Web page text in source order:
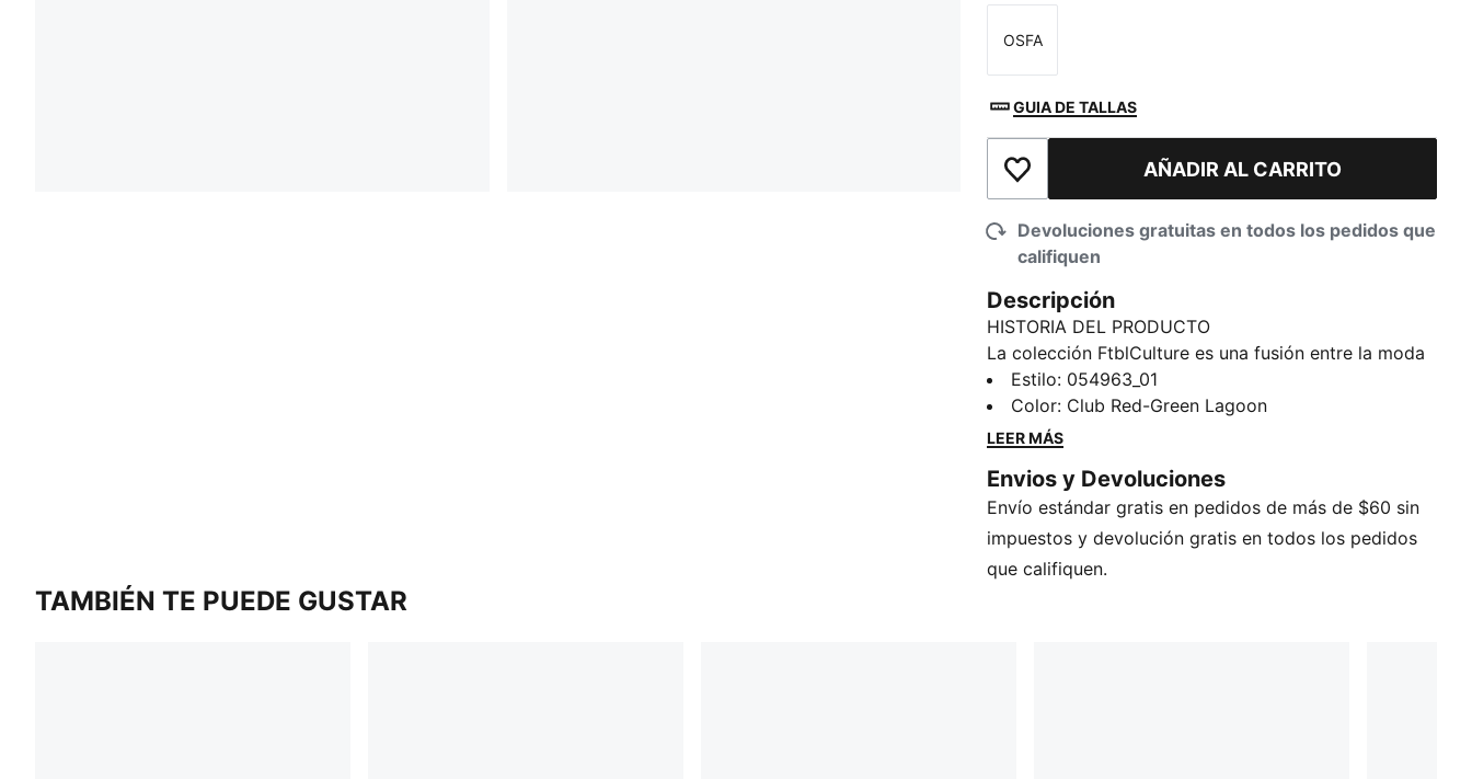
Talla
OSFA
GUIA DE TALLAS
Añadir a la lista de deseosAÑADIR AL CARRITO
Devoluciones gratuitas en todos los pedidos que
califiquen
Descripción
HISTORIA DEL PRODUCTO
La colección FtblCulture es una fusión entre la moda
y el futbol, que rinde homenaje a la tradición de los
clubes y al estilo atemporal. Siente la conexión cada
vez que uses esta bufanda, ya sea que estés
casa.
CARACTERÍSTICAS Y BENEFICIOS
Fabricada con al menos un 30 % de materiales
reciclados.
Estilo: 054963_01
Color: Club Red-Green Lagoon
LEER MÁS
Envios y Devoluciones
Envío estándar gratis en pedidos de más de $60 sin
impuestos y devolución gratis en todos los pedidos
que califiquen.
TAMBIÉN TE PUEDE GUSTAR